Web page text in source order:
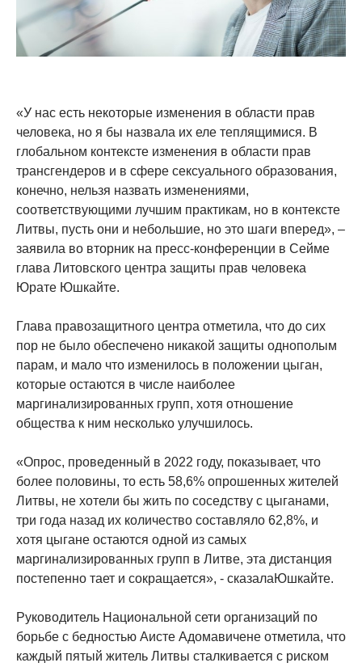
«У нас есть некоторые изменения в области прав
человека, но я бы назвала их еле теплящимися. В
глобальном контексте изменения в области прав
трансгендеров и в сфере сексуального образования,
конечно, нельзя назвать изменениями,
соответствующими лучшим практикам, но в контексте
Литвы, пусть они и небольшие, но это шаги вперед», –
заявила во вторник на пресс-конференции в Сейме
глава Литовского центра защиты прав человека
Юрате Юшкайте.
Глава правозащитного центра отметила, что до сих
пор не было обеспечено никакой защиты однополым
парам, и мало что изменилось в положении цыган,
которые остаются в числе наиболее
маргинализированных групп, хотя отношение
общества к ним несколько улучшилось.
«Опрос, проведенный в 2022 году, показывает, что
более половины, то есть 58,6% опрошенных жителей
Литвы, не хотели бы жить по соседству с цыганами,
три года назад их количество составляло 62,8%, и
хотя цыгане остаются одной из самых
маргинализированных групп в Литве, эта дистанция
постепенно тает и сокращается», - сказалаЮшкайте.
Руководитель Национальной сети организаций по
борьбе с бедностью Аисте Адомавичене отметила, что
каждый пятый житель Литвы сталкивается с риском